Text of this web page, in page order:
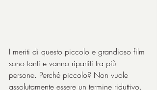
I meriti di questo piccolo e grandioso film
sono tanti e vanno ripartiti tra più
persone. Perché piccolo? Non vuole
assolutamente essere un termine riduttivo.